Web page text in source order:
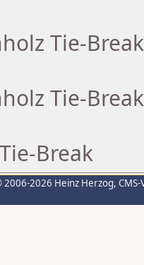
Tie-
Tie-
Break
2006-2026 Heinz Herzog,